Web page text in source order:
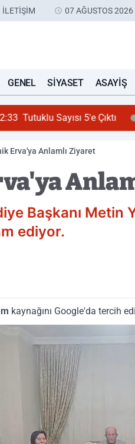
İLETIŞIM 07 AĞUSTOS
GENEL SIYASET ASAYIŞ
Tutuklu Sayısı 5'e Çıktı
Erva'ya Anlamlı Ziyaret
Başkanı Metin
ediyor.
kaynağını Google'da tercih